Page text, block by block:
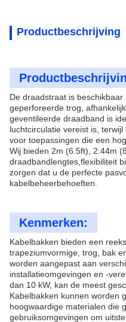
Productbeschrijving
De draadstraat is
geperforeerde trog,
geventileerde draadband is
luchtcirculatie vereist is,
voor toepassingen die een
Wij bieden 2m (6.5ft), 2.44m
draadbandlengtes,flexibiliteit
zorgen dat u de perfecte
kabelbeheerbehoeften.
Kenmerken:
Kabelbakken bieden een
trapeziumvormige, trog, bak
worden aangepast aan
installatieomgevingen en -
dan 10 kW, kan de meest
Kabelbakken kunnen worden
hoogwaardige materialen die
gebruiksomgevingen om